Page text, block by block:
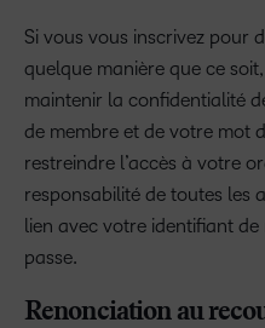
Si vous vous inscrivez pour
quelque manière que ce
maintenir la confidentialité
de membre et de votre mot
restreindre l’accès à votre
responsabilité de toutes les
lien avec votre identifiant
passe.
Renonciation au